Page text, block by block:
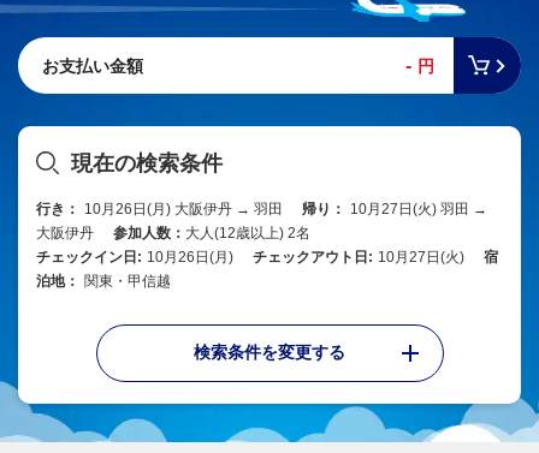
お支払い金額 - 円
現在の検索条件
行き： 10月26日(月) 大阪伊丹 → 羽田 帰り：
10月27日(火) 羽田 →
大阪伊丹
参加人数： 大人(12歳以上) 2名
チェックイン日: 10月26日(月) チェックアウト日: 10月27日(火)
宿
泊地：
関東・甲信越
検索条件を変更する